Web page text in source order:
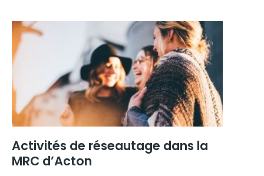
Activités de réseautage dans la
MRC d’Acton